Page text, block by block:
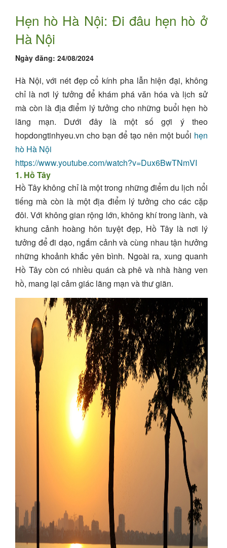
Hẹn hò Hà Nội: Đi đâu hẹn hò ở
Hà Nội
Ngày đăng: 24/08/2024
Hà Nội, với nét đẹp cổ kính pha lẫn hiện đại, không
chỉ là nơi lý tưởng để khám phá văn hóa và lịch sử
mà còn là địa điểm lý tưởng cho những buổi hẹn hò
lãng mạn. Dưới đây là một số gợi ý theo
hopdongtinhyeu.vn cho bạn để tạo nên một buổi hẹn
hò Hà Nội
https://www.youtube.com/watch?v=Dux6BwTNmVI
1. Hồ Tây
Hồ Tây không chỉ là một trong những điểm du lịch nổi
tiếng mà còn là một địa điểm lý tưởng cho các cặp
đôi. Với không gian rộng lớn, không khí trong lành, và
khung cảnh hoàng hôn tuyệt đẹp, Hồ Tây là nơi lý
tưởng để đi dạo, ngắm cảnh và cùng nhau tận hưởng
những khoảnh khắc yên bình. Ngoài ra, xung quanh
Hồ Tây còn có nhiều quán cà phê và nhà hàng ven
hồ, mang lại cảm giác lãng mạn và thư giãn.